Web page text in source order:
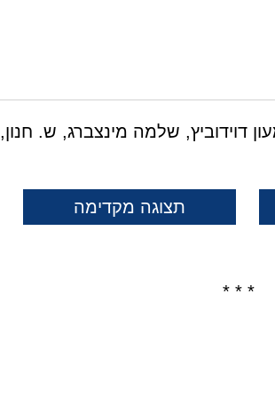
דוידוביץ, שלמה מינצברג, ש. חנון,
תצוגה מקדימה
* * *